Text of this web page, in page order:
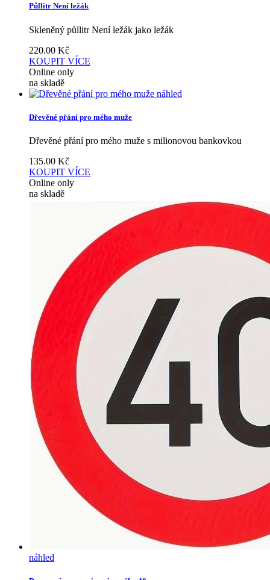
Půllitr Není ležák
Skleněný půllitr Není ležák jako ležák
220.00 Kč
KOUPIT VÍCE
Online only
na skladě
náhled
Dřevěné přání pro mého muže
Dřevěné přání pro mého muže s milionovou bankovkou
135.00 Kč
KOUPIT VÍCE
Online only
na skladě
náhled